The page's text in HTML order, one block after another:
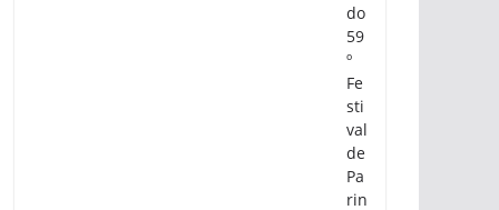
do
59
º
Fe
sti
val
de
Pa
rin